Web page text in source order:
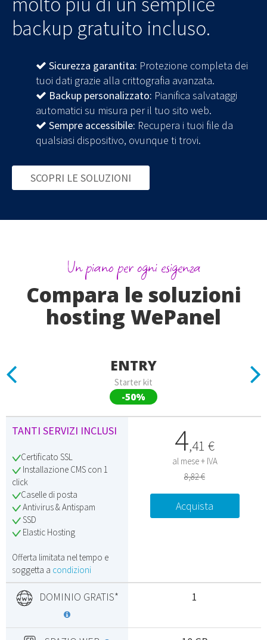
backup gratuito incluso.
Sicurezza garantita: Protezione completa dei
tuoi dati grazie alla crittografia avanzata.
Backup personalizzato: Pianifica salvataggi
automatici su misura per il tuo sito web.
Sempre accessibile: Recupera i tuoi file da
qualsiasi dispositivo, ovunque ti trovi.
SCOPRI LE SOLUZIONI
Un piano per ogni esigenza
Compara le soluzioni
hosting WePanel
ENTRY
Starter kit
-50%
TANTI SERVIZI INCLUSI
Certificato SSL
Installazione CMS con 1
click
Caselle di posta
Antivirus & Antispam
SSD
Elastic Hosting
Offerta limitata nel tempo e
soggetta a condizioni
4,41 €
al mese + IVA
8,82 €
Acquista
DOMINIO GRATIS* 1